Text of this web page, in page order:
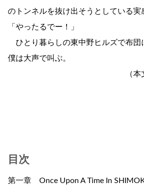
のトンネルを抜け出そうとしている実
「やったるでー！」
ひとり暮らしの東中野ヒルズで布団
僕は大声で叫ぶ。
（本文よ
目次
第一章 Once Upon A Time In